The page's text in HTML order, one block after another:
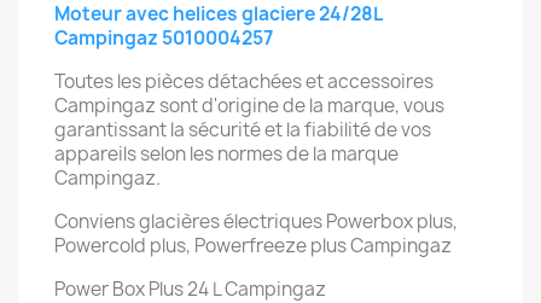
Moteur avec helices glaciere 24/28L
Campingaz 5010004257
Toutes les pièces détachées et accessoires
Campingaz sont d'origine de la marque, vous
garantissant la sécurité et la fiabilité de vos
appareils selon les normes de la marque
Campingaz.
Conviens glacières électriques Powerbox plus,
Powercold plus, Powerfreeze plus Campingaz
Power Box Plus 24 L Campingaz